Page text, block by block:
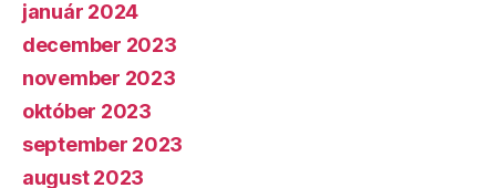
január 2024
december 2023
november 2023
október 2023
september 2023
august 2023